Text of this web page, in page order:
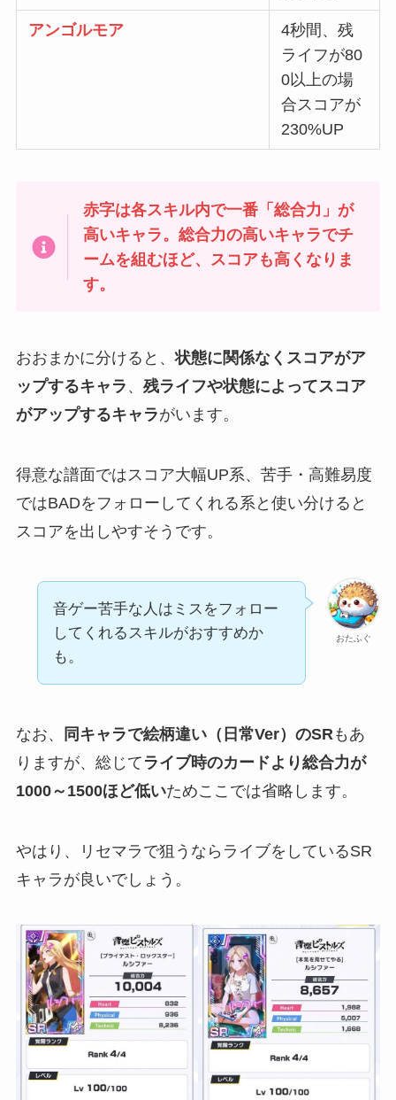
アンゴルモア
4秒間、残
ライフが80
0以上の場
合スコアが
230%UP
赤字は各スキル内で一番「総合力」が
高いキャラ 。総合力の高いキャラでチ
ームを組むほど、スコアも高くなりま
す。
おおまかに分けると、状態に関係なくスコアがア
ップするキャラ 、 残ライフや状態によってスコア
がアップするキャラがいます。
得意な譜面ではスコア大幅UP系、苦手・高難易度
ではBADをフォローしてくれる系と使い分けると
スコアを出しやすそうです。
おたふぐ
音ゲー苦手な人はミスをフォロー
してくれるスキルがおすすめか
も。
なお、 同キャラで絵柄違い（日常Ver）のSR もあ
りますが、総じて ライブ時のカードより総合力が
1000～1500ほど低いためここでは省略します。
やはり、リセマラで狙うならライブをしているSR
キャラが良いでしょう。